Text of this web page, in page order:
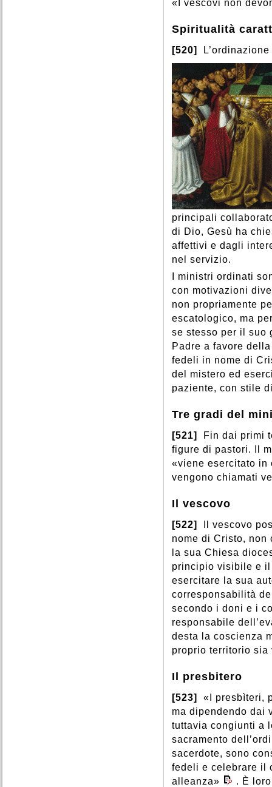
«I vescovi non
Spiritualità
[520]
principali
di Dio, Gesù ha
affettivi e dagli
nel servizio.
I ministri ordinati
con motivazioni
non propriamente
escatologico, ma
se stesso per il suo
Padre a favore
fedeli in nome di
del mistero ed
paziente, con stile
Tre gradi del
[521]
Fin dai primi
figure di pastori. Il
«viene esercitato in
vengono chiamati
Il vescovo
[522]
Il vescovo
nome di Cristo, non
la sua Chiesa
principio visibile e il
esercitare la sua
corresponsabilità
secondo i doni e i
responsabile
desta la coscienza
proprio territorio
Il presbitero
[523]
«I presbìteri,
ma dipendendo dai
tuttavia congiunti a
sacramento
sacerdote, sono
fedeli e celebrare il
alleanza»
. È